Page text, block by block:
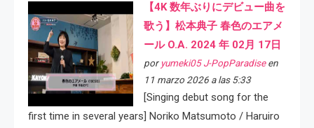
【4K 数年ぶりにデビュー曲を
歌う】松本典子 春色のエアメ
ール O.A. 2024 年 02月 17日
por yumeki05 J-PopParadiseen
11 marzo 2026 a las 5:33
[Singing debut song for the
first time in several years] Noriko Matsumoto / Haruiro